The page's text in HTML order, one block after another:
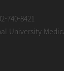
740-8421
University